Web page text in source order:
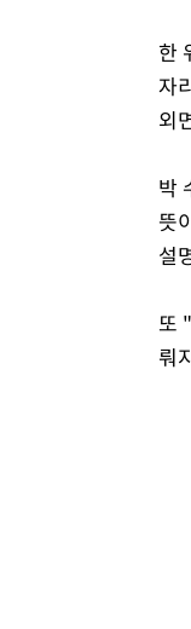
한
자
외
박
뜻
설
또
뤄